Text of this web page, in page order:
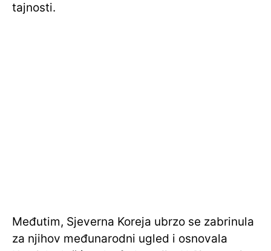
tajnosti.
Međutim, Sjeverna Koreja ubrzo se zabrinula
za njihov međunarodni ugled i osnovala